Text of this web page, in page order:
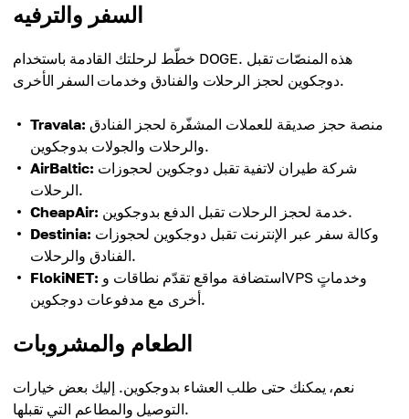
السفر والترفيه
خطّط لرحلتك القادمة باستخدام DOGE. هذه المنصّات تقبل
دوجكوين لحجز الرحلات والفنادق وخدمات السفر الأخرى.
Travala:
والرحلات والجولات بدوجكوين.
AirBaltic:
الرحلات.
CheapAir:
خدمة لحجز الرحلات تقبل الدفع بدوجكوين.
Destinia:
الفنادق والرحلات.
FlokiNET:
أخرى مع مدفوعات دوجكوين.
الطعام والمشروبات
نعم، يمكنك حتى طلب العشاء بدوجكوين. إليك بعض خيارات
التوصيل والمطاعم التي تقبلها.